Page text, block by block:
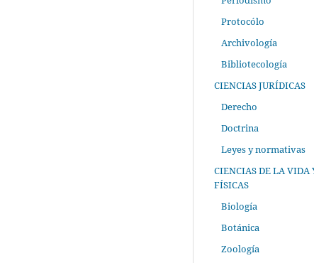
Protocólo
Archivología
Bibliotecología
CIENCIAS JURÍDICAS
Derecho
Doctrina
Leyes y normativas
CIENCIAS DE LA VIDA
FÍSICAS
Biología
Botánica
Zoología